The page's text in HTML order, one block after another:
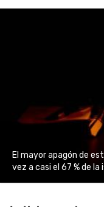
El mayor apagón de
vez a casi el 67 % de la